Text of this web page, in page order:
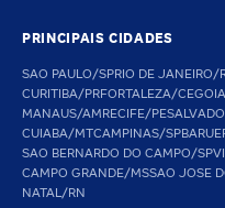
PRINCIPAIS CIDADES
SAO PAULO/SPRIO DE JANEIRO/
CURITIBA/PRFORTALEZA/CE
MANAUS/AMRECIFE/PE
CUIABA/MTCAMPINAS/SP
SAO BERNARDO DO CAMPO/SP
CAMPO GRANDE/MSSAO JOSE
NATAL/RN